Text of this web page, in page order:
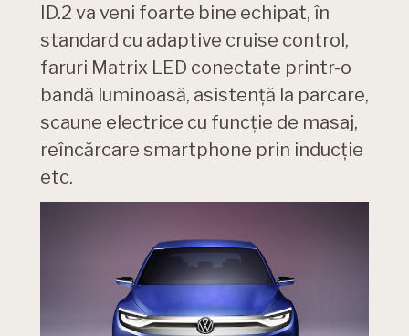
ID.2 va veni foarte bine echipat, în
standard cu adaptive cruise control,
faruri Matrix LED conectate printr-o
bandă luminoasă, asistență la parcare,
scaune electrice cu funcție de masaj,
reîncărcare smartphone prin inducție
etc.